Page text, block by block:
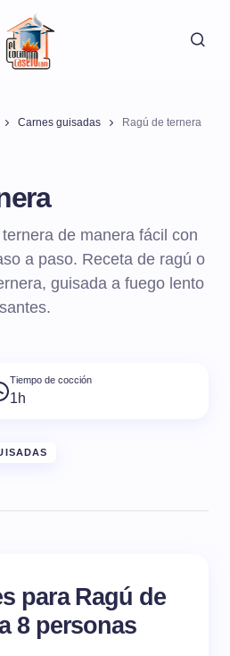
Carnes guisadas Ragú de ternera
de manera fácil con
a paso. Receta de ragú o
guisada a fuego lento
Tiempo de cocción
1h
para Ragú de
8 personas